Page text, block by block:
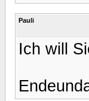
Pauli
Ich will